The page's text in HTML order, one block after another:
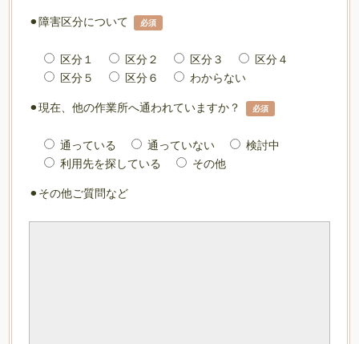
⚫︎障害区分について 必須
区分１ 区分２ 区分３
区分４
区分５
区分６ わからない
⚫︎現在、他の作業所へ通われていますか？ 必須
通っている 通っていない
検討中
利用先を探している
その他
⚫︎その他ご質問など